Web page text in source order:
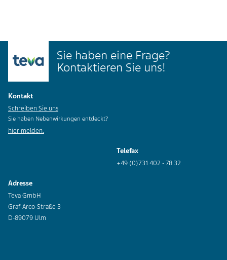
Sie haben eine Frage?
Kontaktieren Sie uns!
Kontakt
Schreiben Sie uns
Sie haben Nebenwirkungen entdeckt?
hier melden.
Telefax
+49 (0)731 402 - 78 32
Adresse
Teva GmbH
Graf-Arco-Straße 3
D-89079 Ulm